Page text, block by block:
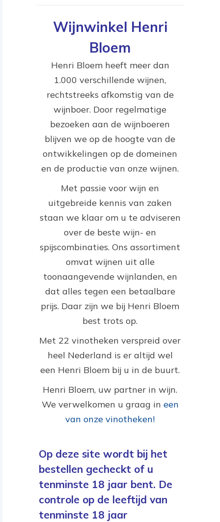
Wijnwinkel Henri
Bloem
Henri Bloem heeft meer dan
1.000 verschillende wijnen,
rechtstreeks afkomstig van de
wijnboer. Door regelmatige
bezoeken aan de wijnboeren
blijven we op de hoogte van de
ontwikkelingen op de domeinen
en de productie van onze wijnen.
Met passie voor wijn en
uitgebreide kennis van zaken
staan we klaar om u te adviseren
over de beste wijn- en
spijscombinaties. Ons assortiment
omvat wijnen uit alle
toonaangevende wijnlanden, en
dat alles tegen een betaalbare
prijs. Daar zijn we bij Henri Bloem
best trots op.
Met 22 vinotheken verspreid over
heel Nederland is er altijd wel
een Henri Bloem bij u in de buurt.
Henri Bloem, uw partner in wijn.
We verwelkomen u graag in een
van onze vinotheken!
Op deze site wordt bij het
bestellen gecheckt of u
tenminste 18 jaar bent. De
controle op de leeftijd van
tenminste 18 jaar